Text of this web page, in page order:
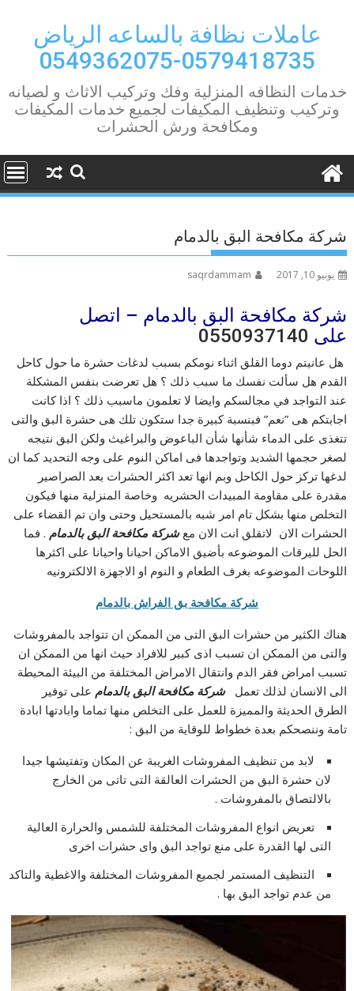
contentعاملات نظافة بالساعه الرياض
0579418735-0549362075
خدمات النظافه المنزلية وفك وتركيب الاثاث و لصيانه
وتركيب وتنظيف المكيفات لجميع خدمات المكيفات
ومكافحة ورش الحشرات
شركة مكافحة البق بالدمام
يونيو 10, 2017 saqrdammam
شركة مكافحة البق بالدمام – اتصل
على 0550937140
هل عانيتم دوما القلق اثناء نومكم بسبب لدغات حشرة ما حول كاحل
القدم هل سألت نفسك ما سبب ذلك ؟ هل تعرضت بنفس المشكلة
عند التواجد في مجالسكم وايضا لا تعلمون ماسبب ذلك ؟ اذا كانت
اجابتكم هى ”نعم” فبنسبة كبيرة جدا ستكون تلك هى حشرة البق والتى
تتغذى على الدماء شأنها شأن الباعوض والبراغيث ولكن البق نتيجه
لصغر حجمها الشديد وتواجدها فى اماكن النوم على وجه التحديد كما ان
لدغها تركز حول الكاحل وبم انها تعد اكثر الحشرات بعد الصراصير
مقدرة على مقاومة المبيدات الحشريه وخاصة المنزلية منها فيكون
التخلص منها بشكل تام امر شبه بالمستحيل وحتى وان تم القضاء على
الحشرات الان لاتقلق انت الان معشركة مكافحة البق بالدمام . فما
الحل لليرقات الموضوعه بأضيق الاماكن احيانا واحيانا على اكثرها
اللوحات الموضوعه بغرف الطعام و النوم او الاجهزة الالكترونيه
شركة مكافحة بق الفراش بالدمام
هناك الكثير من حشرات البق التى من الممكن ان تتواجد بالمفروشات
والتى من الممكن ان تسبب اذى كبير للافراد حيث انها من الممكن ان
تسبب امراض فقر الدم وانتقال الامراض المختلفة من البيئة المحيطة
الى الانسان لذلك تعملشركة مكافحة البق بالدمام على توفير
الطرق الحديثة والمميزة للعمل على التخلص منها تماما وابادتها ابادة
تامة وننصحكم بعدة خطواط للوقاية من البق :
لابد من تنظيف المفروشات الغريبة عن المكان وتفتيشها جيدا
لان حشرة البق من الحشرات العالقة التى تاتى من الخارج
بالالتصاق بالمفروشات .
تعريض انواع المفروشات المختلفة للشمس والحرارة العالية
التى لها القدرة على منع تواجد البق واى حشرات اخرى
التنظيف المستمر لجميع المفروشات المختلفة والاغطية والتاكد
من عدم تواجد البق بها .